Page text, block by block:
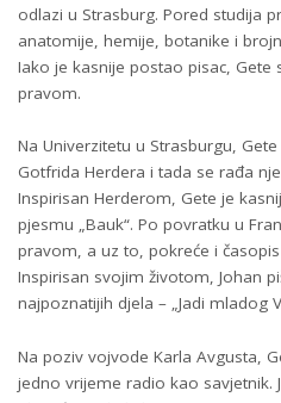
odlazi u Strasburg. Pored studija
anatomije, hemije, botanike i
Iako je kasnije postao pisac,
pravom.
Na Univerzitetu u Strasburgu,
Gotfrida Herdera i tada se rađa
Inspirisan Herderom, Gete je
pjesmu „Bauk“. Po povratku u
pravom, a uz to, pokreće i časopis
Inspirisan svojim životom, Johan
najpoznatijih djela – „Jadi mladog
Na poziv vojvode Karla Avgusta,
jedno vrijeme radio kao savjetnik.